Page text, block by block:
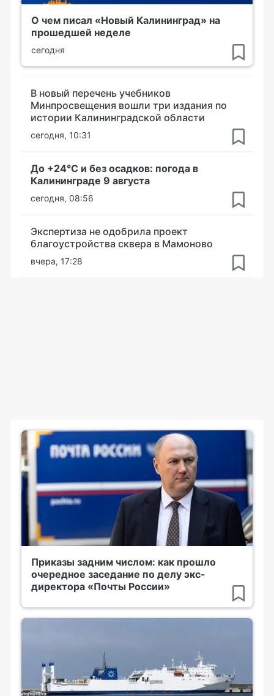
О чем писал «Новый Калининград» на
прошедшей неделе
сегодня
В новый перечень учебников
Минпросвещения вошли три издания по
истории Калининградской области
сегодня, 10:31
До +24°С и без осадков: погода в
Калининграде 9 августа
сегодня, 08:56
Экспертиза не одобрила проект
благоустройства сквера в Мамоново
вчера, 17:28
Приказы задним числом: как прошло
очередное заседание по делу экс-
директора «Почты России»